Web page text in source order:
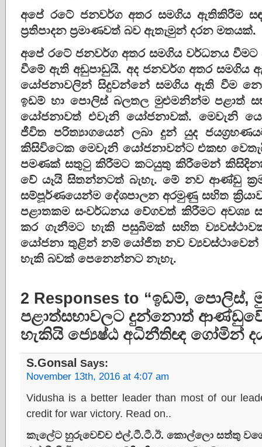
අපේ රටේ ජනවර්ග අතර සමගිය ඇතිකිරීම
ප්‍රතිපාදන ප්‍රමාණවත් බව ඇතැමුන් දරන මතයක්‌.
අපේ රටේ ජනවර්ග අතර සමගිය වර්ධනය වීමට
වීමේ ඇති අඩුපාඩුයි. අද ජනවර්ග අතර සමගිය
යෝජනාවලින් සිදුවන්නේ සමගිය ඇති වීම
ඉඩම් හා පොලිස්‌ බලතල මුළුමනින්ම පළාත්
යෝජනාවත් එවැනි යෝජනාවක්‌. මෙවැනි
ජීවිත පරිත්‍යාගයෙන් ලබා දුන් යුද
කිසිවිටෙක මෙවැනි යෝජනාවන්ට එකඟ
පමණක්‌ සතුටු කිරීමට කටයුතු කිරීමෙන්
වේ යෑයි සිතන්නටත් බැහැ. මේ නව ආණ්‌ඩු
සම්පූර්ණයෙන්ම දේශපාලන අරමුණු සහිත
පළාතකම සංවර්ධනය වේගවත් කිරීමට
කර ගැනීමට හැකි පසුබිමක්‌ සහිත
යෝජනා තුළින් නම් යෝජිත නව ව්‍යවස්‌ථාවෙන්
හැකි බවක්‌ පෙනෙන්නට නැහැ.
2 Responses to “ඉඩම්, පොලිස්‌,
පළාත්සභාවලට දුන්නොත්
හැකියි ජ්‍යෙෂ්ඨ අධිනීතිඥ ගෝමින්
S.Gonsal Says:
November 13th, 2016 at 4:07 am
Vidusha is a better leader than most of our
credit for war victory. Read on..
කැලේට හුරුවෙච්ච එල්.ටී.ටී.ඊ. කොල්ලො සත්තු